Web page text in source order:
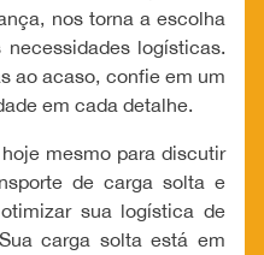
nos torna a escolha
logísticas.
ao acaso, confie em um
em cada detalhe.
mesmo para discutir
de carga solta e
sua logística de
carga solta está em